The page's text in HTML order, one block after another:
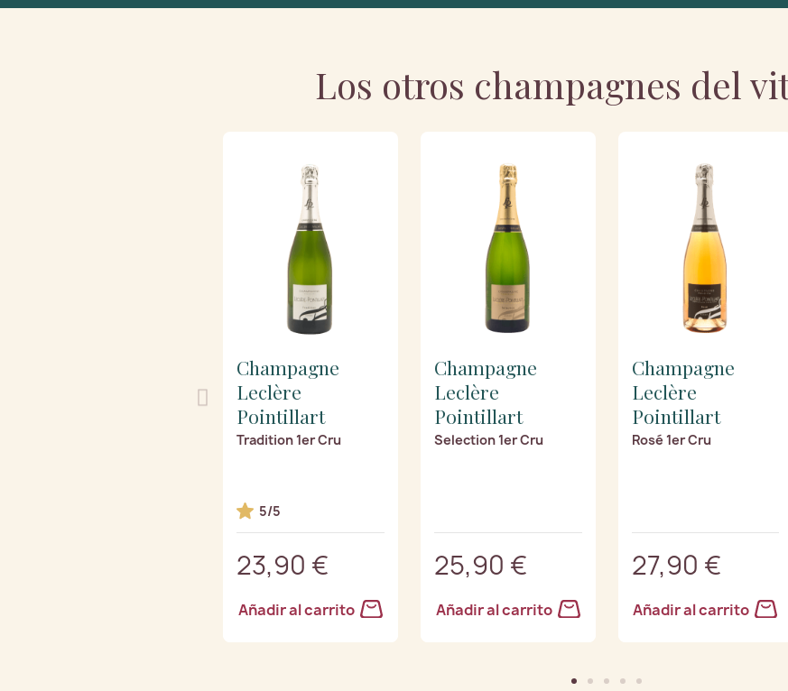
Los otros champagnes del
Champagne
Leclère
Pointillart
Tradition 1er Cru
5/5
23,90 €
Añadir al carrito
Champagne
Leclère
Pointillart
Selection 1er Cru
25,90 €
Añadir al carrito
Champagne
Leclère
Pointillart
Rosé 1er Cru
27,90 €
Añadir al carrito